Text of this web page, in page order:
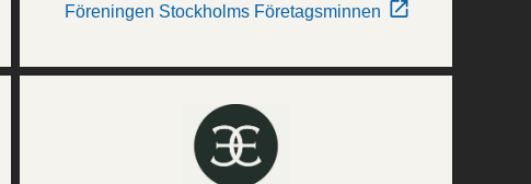
Föreningen Stockholms Företagsminnen